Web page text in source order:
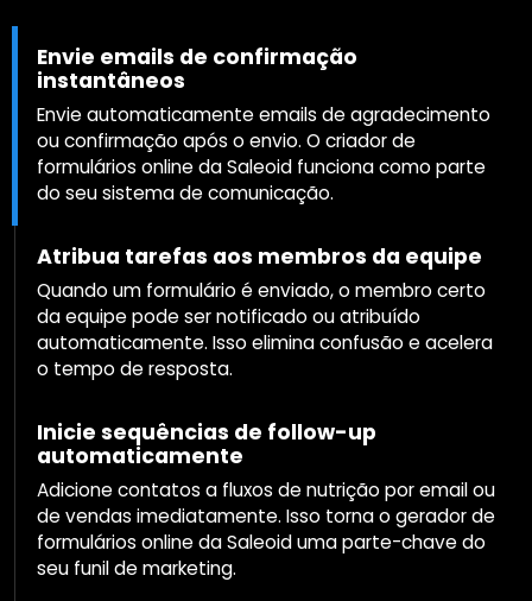
Envie emails de confirmação
instantâneos
Envie automaticamente emails de agradecimento
ou confirmação após o envio. O criador de
formulários online da Saleoid funciona como parte
do seu sistema de comunicação.
Atribua tarefas aos membros da equipe
Quando um formulário é enviado, o membro certo
da equipe pode ser notificado ou atribuído
automaticamente. Isso elimina confusão e acelera
o tempo de resposta.
Inicie sequências de follow-up
automaticamente
Adicione contatos a fluxos de nutrição por email ou
de vendas imediatamente. Isso torna o gerador de
formulários online da Saleoid uma parte-chave do
seu funil de marketing.